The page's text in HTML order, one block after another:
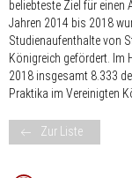
beliebteste Ziel für einen
Jahren 2014 bis 2018
Studienaufenthalte von
Königreich gefördert. Im
2018 insgesamt 8.333
Praktika im Vereinigten
Zur Liste